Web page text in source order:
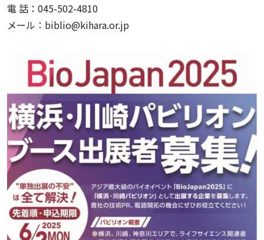
電 話：045-502-4810
メール：biblio@kihara.or.jp